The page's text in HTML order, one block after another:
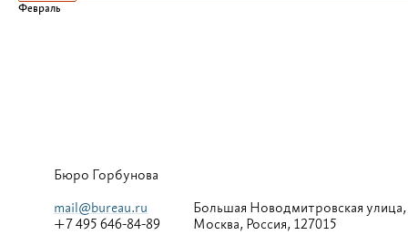
Февраль
Бюро Горбунова
mail@bureau.ru
+7 495 646-84-89
Большая Новодмитровская улица,
Москва, Россия, 127015